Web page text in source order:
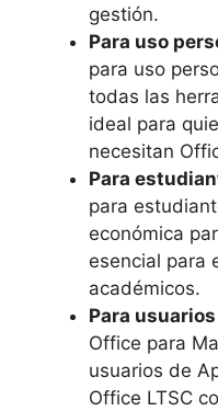
gestión.
Para uso
para uso
todas las
ideal para
necesitan
Para
para
económica
esencial para
académicos.
Para
Office para
usuarios de
Office LTSC